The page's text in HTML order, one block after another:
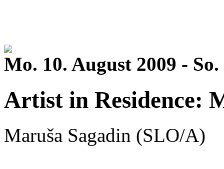
Mo. 10. August 2009 -
Artist in Residence:
Maruša Sagadin (SLO/A)